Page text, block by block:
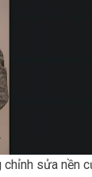
sửa nền